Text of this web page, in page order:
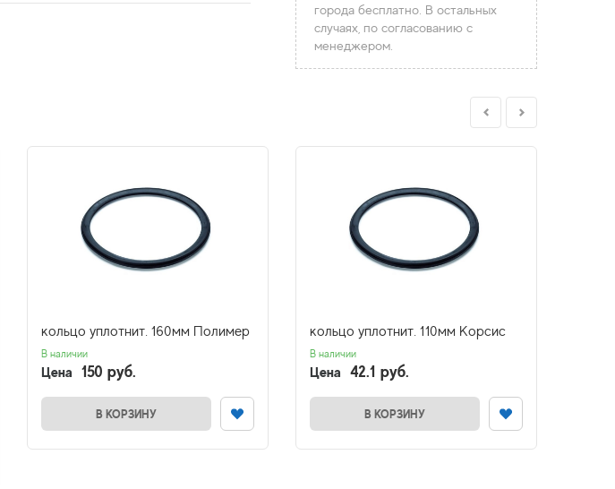
города бесплатно. В остальных
случаях, по согласованию с
менеджером.
кольцо уплотнит. 160мм Полимер
В наличии
Цена 150 руб.
В КОРЗИНУ
кольцо уплотнит. 110мм Корсис
В наличии
Цена 42.1 руб.
В КОРЗИНУ